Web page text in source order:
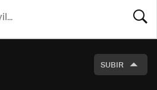
SUBIR